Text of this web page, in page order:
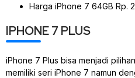
Harga iPhone 7 64GB Rp.
IPHONE 7 PLUS
iPhone 7 Plus bisa menjadi
memiliki seri iPhone 7 namun